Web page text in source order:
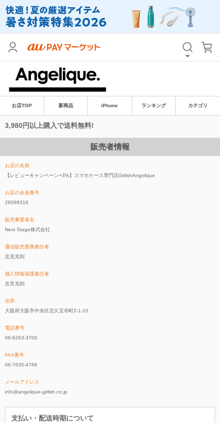
お店TOP 新商品 iPhone ランキング カテゴリ
3,980円以上購入で送料無料!
販売者情報
お店の名前
【レビューキャンペーン+3%】スマホケース専門店GirlishAngelique
お店の会員番号
26099316
販売事業者名
Next Stage株式会社
通信販売業務責任者
忠見克則
個人情報保護責任者
忠見克則
住所
大阪府大阪市中央区北久宝寺町2-1-10
電話番号
06-6263-3700
FAX番号
06-7635-4766
メールアドレス
info@angelique-girlish.co.jp
支払い・配送時期について